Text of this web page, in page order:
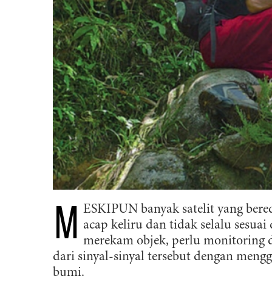
M ESKIPUN banyak satelit yang
acap keliru dan tidak selalu
merekam objek, perlu monitoring
dari sinyal-sinyal tersebut dengan
bumi.